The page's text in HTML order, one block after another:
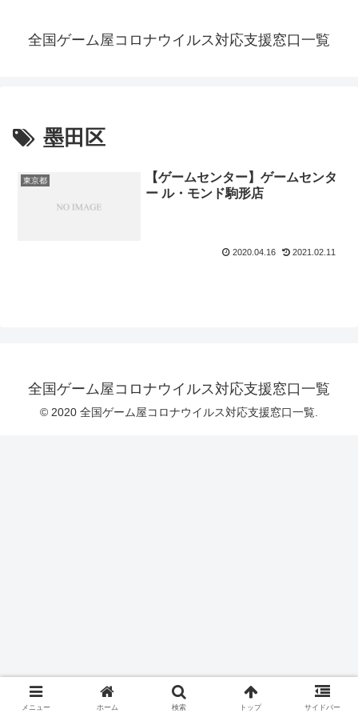
全国ゲーム屋コロナウイルス対応支援窓口一覧
墨田区
東京都
【ゲームセンター】ゲームセンタ
ー ル・モンド駒形店
2020.04.16 2021.02.11
全国ゲーム屋コロナウイルス対応支援窓口一覧
© 2020 全国ゲーム屋コロナウイルス対応支援窓口一覧.
メニュー ホーム 検索 トップ サイドバー